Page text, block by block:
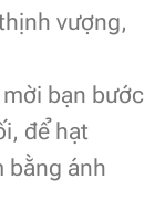
vượng,
bạn bước
để hạt
bằng ánh